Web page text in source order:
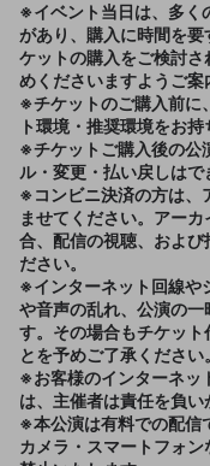
※イベント当日は、多く
があり、購入に時間を
ケットの購入をご検討
めくださいますようご案
※チケットのご購入前に
ト環境・推奨環境をお
※チケットご購入後の公
ル・変更・払い戻しはで
※コンビニ決済の方は、
ませてください。アー
合、配信の視聴、および
ださい。
※インターネット回線や
や音声の乱れ、公演の
す。その場合もチケッ
とを予めご了承ください。
※お客様のインターネッ
は、主催者は責任を負い
※本公演は有料での配信
カメラ・スマートフォ